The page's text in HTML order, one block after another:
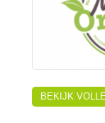
BEKIJK